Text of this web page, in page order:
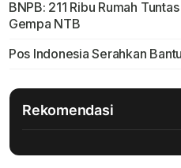
BNPB: 211 Ribu Rumah
Gempa NTB
Pos Indonesia Serahkan
Rekomendasi